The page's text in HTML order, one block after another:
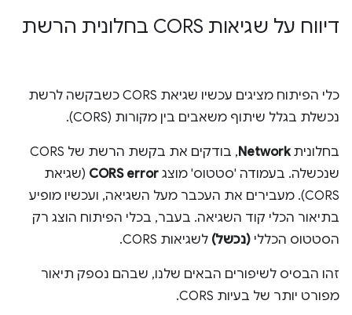
דיווח על שגיאות CORS בחלונית הרשת
כלי הפיתוח מציגים עכשיו שגיאת CORS כשבקשה לרשת
נכשלת בגלל שיתוף משאבים בין מקורות (CORS).
בחלוניתNetwork
, בודקים את בקשת הרשת של CORS
שנכשלה. בעמודה 'סטטוס' מוצג CORS error (שגיאת
CORS). מעבירים את העכבר מעל השגיאה, ועכשיו מופיע
בתיאור הכלי קוד השגיאה. בעבר, בכלי הפיתוח הוצג רק
הסטטוס הכללי (נכשל) לשגיאות CORS.
זהו הבסיס לשיפורים הבאים שלנו, שבהם נספק תיאור
מפורט יותר של בעיות CORS.